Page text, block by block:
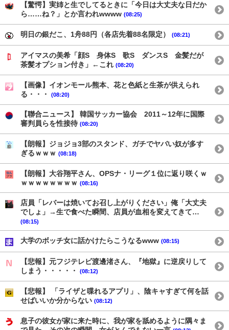
【驚愕】実姉と生でしてるときに「今日は大丈夫な日だか
ら……ね？」とか言われwwww (08:25)
明日の銀だこ、1舟88円（各店先着88名限定） (08:21)
アイマスの美希「顔S 身体S 歌S ダンスS 金髪だが
茶髪オプション付き」←これ (08:20)
【画像】イオンモール熊本、花と色紙と生茶が供えられ
る・・・
(08:20)
【聯合ニュース】 韓国サッカー協会 2011～12年に国際
審判員らを性接待 (08:20)
【朗報】ジョジョ3部のスタンド、ガチでヤバい奴が多す
ぎるｗｗｗ (08:18)
【朗報】大谷翔平さん、OPSナ・リーグ１位に返り咲くｗ
ｗｗｗｗｗｗｗｗ (08:16)
店員「レバーは焼いてお召し上がりください」俺「大丈夫
でしょ」→生で食べた瞬間、店員が血相を変えてきて…
(08:15)
大学のボッチ女に話かけたらこうなるwww (08:15)
【悲報】元フジテレビ渡邊渚さん、『地獄』に逆戻りして
しまう・・・・・
(08:12)
【悲報】 「ライザと喋れるアプリ」、陰キャすぎて何を話
せばいいか分からない (08:12)
息子の彼女が家に来た時に、我が家を舐めるように隅々ま